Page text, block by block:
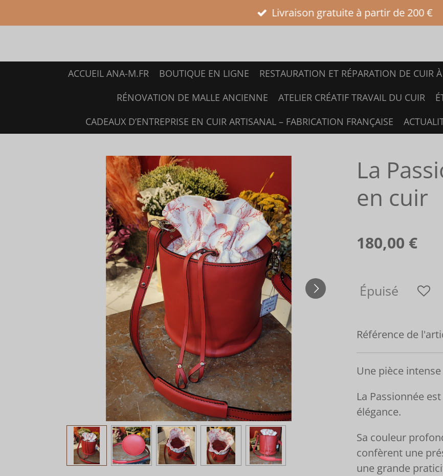
au
Livraison gratuite à partir de 200 €
ACCUEIL ANA-M.FR BOUTIQUE EN LIGNE
RESTAURATION ET RÉPARATION DE CUIR
RÉNOVATION DE MALLE ANCIENNE
ATELIER CRÉATIF TRAVAIL DU CUIR
CADEAUX D’ENTREPRISE EN CUIR ARTISANAL – FABRICATION FRANÇAISE
La
en cuir
180,00 €
Épuisé
Référence de
Une pièce
La Passionnée
élégance.
Sa couleur
confèrent une
une grande